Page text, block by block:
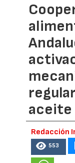
aceite
Redacción
553